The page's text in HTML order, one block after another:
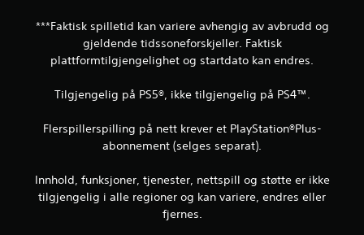
***Faktisk spilletid kan variere avhengig av avbrudd og
gjeldende tidssoneforskjeller. Faktisk
plattformtilgjengelighet og startdato kan endres.
Tilgjengelig på PS5®, ikke tilgjengelig på PS4™.
Flerspillerspilling på nett krever et PlayStation®Plus-
abonnement (selges separat).
Innhold, funksjoner, tjenester, nettspill og støtte er ikke
tilgjengelig i alle regioner og kan variere, endres eller
fjernes.